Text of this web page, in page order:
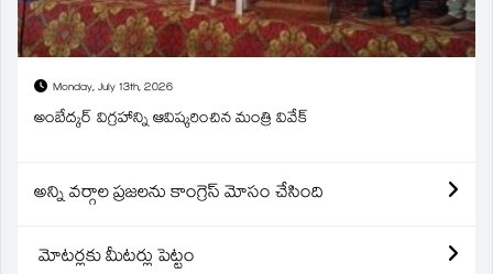
Monday, July 13th, 2026
అంబేద్కర్ విగ్రహాన్ని ఆవిష్కరించిన మంత్రి వివేక్
అన్ని వర్గాల ప్రజలను కాంగ్రెస్ మోసం చేసింది
మోటర్లకు మీటర్లు పెట్టం